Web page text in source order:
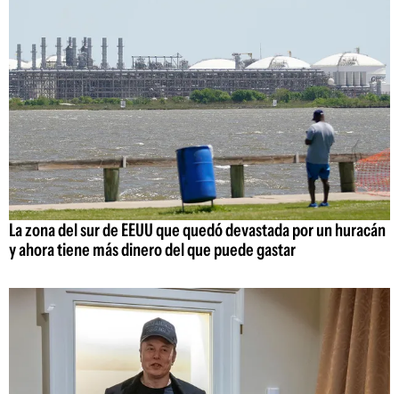
La zona del sur de EEUU que quedó devastada por un huracán
y ahora tiene más dinero del que puede gastar